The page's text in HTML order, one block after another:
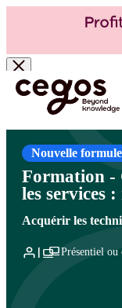
Skip to main content
Vous êtes ici : Accueil >
gestion et pilotage de la
Métiers et compétences du
Nouvelle formule
Formation -
les services
Acquérir les
Présentiel ou